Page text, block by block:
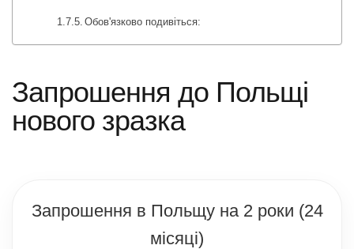
Обов'язково подивіться:
Запрошення до Польщі
нового зразка
Запрошення в Польщу на 2 роки (24
місяці)